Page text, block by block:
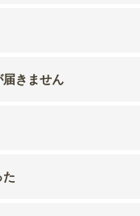
きません